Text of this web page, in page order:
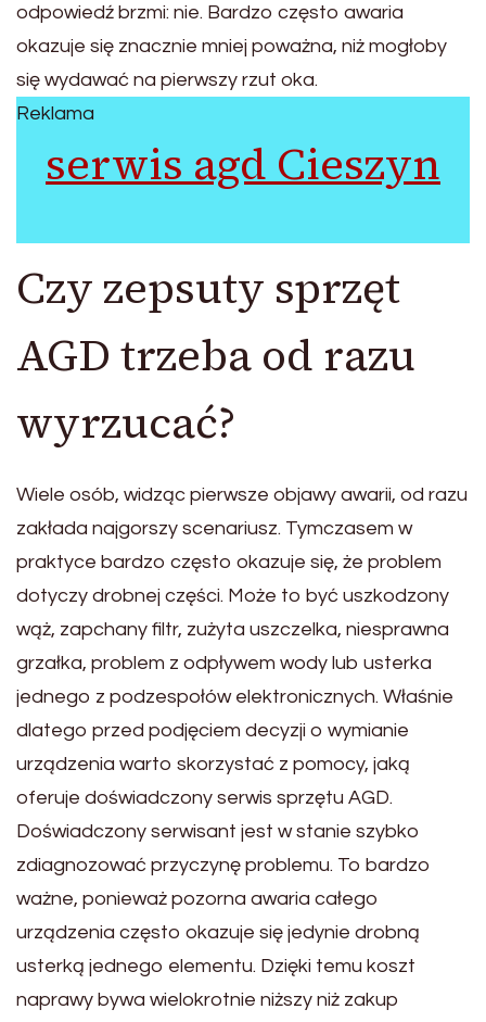
odpowiedź brzmi: nie. Bardzo często awaria
okazuje się znacznie mniej poważna, niż mogłoby
się wydawać na pierwszy rzut oka.
Reklama
serwis agd Cieszyn
Czy zepsuty sprzęt
AGD trzeba od razu
wyrzucać?
Wiele osób, widząc pierwsze objawy awarii, od razu
zakłada najgorszy scenariusz. Tymczasem w
praktyce bardzo często okazuje się, że problem
dotyczy drobnej części. Może to być uszkodzony
wąż, zapchany filtr, zużyta uszczelka, niesprawna
grzałka, problem z odpływem wody lub usterka
jednego z podzespołów elektronicznych. Właśnie
dlatego przed podjęciem decyzji o wymianie
urządzenia warto skorzystać z pomocy, jaką
oferuje doświadczony serwis sprzętu AGD.
Doświadczony serwisant jest w stanie szybko
zdiagnozować przyczynę problemu. To bardzo
ważne, ponieważ pozorna awaria całego
urządzenia często okazuje się jedynie drobną
usterką jednego elementu. Dzięki temu koszt
naprawy bywa wielokrotnie niższy niż zakup